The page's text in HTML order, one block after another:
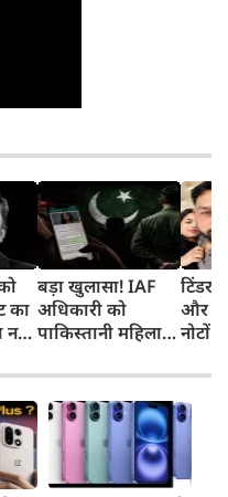
का
नया
बड़ा खुलासा! IAF
अधिकारी को
पाकिस्तानी महिला
हनीट्रैफ का शिकार,
गिरफ्तार
टिंडर
और
नोटों
का
करोड़